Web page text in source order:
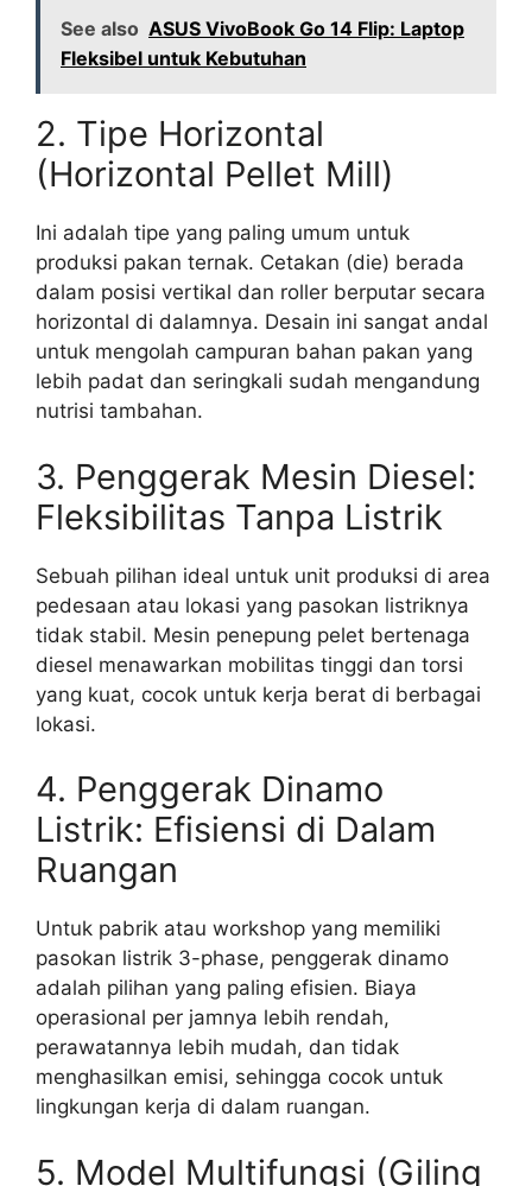
See also ASUS VivoBook Go 14 Flip: Laptop
Fleksibel untuk Kebutuhan
2. Tipe Horizontal
(Horizontal Pellet Mill)
Ini adalah tipe yang paling umum untuk
produksi pakan ternak. Cetakan (die) berada
dalam posisi vertikal dan roller berputar secara
horizontal di dalamnya. Desain ini sangat andal
untuk mengolah campuran bahan pakan yang
lebih padat dan seringkali sudah mengandung
nutrisi tambahan.
3. Penggerak Mesin Diesel:
Fleksibilitas Tanpa Listrik
Sebuah pilihan ideal untuk unit produksi di area
pedesaan atau lokasi yang pasokan listriknya
tidak stabil. Mesin penepung pelet bertenaga
diesel menawarkan mobilitas tinggi dan torsi
yang kuat, cocok untuk kerja berat di berbagai
lokasi.
4. Penggerak Dinamo
Listrik: Efisiensi di Dalam
Ruangan
Untuk pabrik atau workshop yang memiliki
pasokan listrik 3-phase, penggerak dinamo
adalah pilihan yang paling efisien. Biaya
operasional per jamnya lebih rendah,
perawatannya lebih mudah, dan tidak
menghasilkan emisi, sehingga cocok untuk
lingkungan kerja di dalam ruangan.
5. Model Multifungsi (Giling